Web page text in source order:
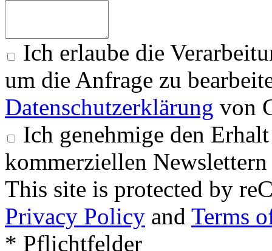
Ich erlaube die
um die Anfrage zu
Datenschutzerklärung von
Ich genehmige den
kommerziellen
This site is protected by
Privacy Policy and Terms
* Pflichtfelder